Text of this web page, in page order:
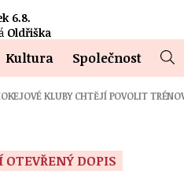
6.8.
Oldřiška
Kultura Společnost
KLUBY CHTĚJÍ POVOLIT
OTEVŘENÝ DOPIS